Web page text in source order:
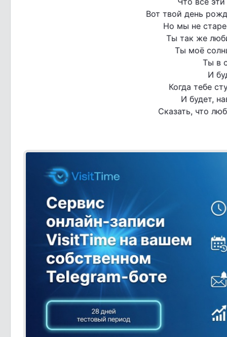
Вот твой день
Но мы не
Ты так же
Ты моё
Ты в
И
Когда тебе
И будет,
Сказать, что